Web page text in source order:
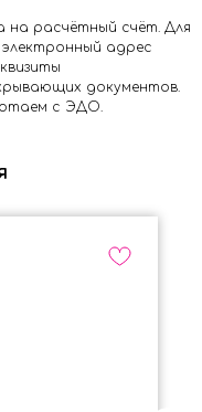
на расчётный счёт. Для
адрес
документов.
с ЭДО.